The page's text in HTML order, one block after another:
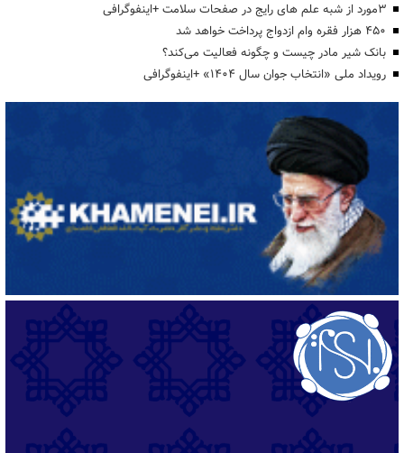
3مورد از شبه علم های رایج در صفحات سلامت +اینفوگرافی
۴۵۰ هزار فقره وام ازدواج پرداخت خواهد شد
بانک شیر مادر چیست و چگونه فعالیت می‌کند؟
رویداد ملی «انتخاب جوان سال ۱۴۰۴» +اینفوگرافی